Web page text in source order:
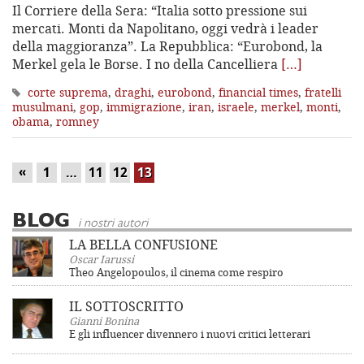
Il Corriere della Sera: “Italia sotto pressione sui
mercati. Monti da Napolitano, oggi vedrà i leader
della maggioranza”. La Repubblica: “Eurobond, la
Merkel gela le Borse. I no della Cancelliera […]
corte suprema, draghi, eurobond, financial times, fratelli
musulmani, gop, immigrazione, iran, israele, merkel, monti,
obama, romney
« 1 … 11 12 13
BLOG i nostri autori
LA BELLA CONFUSIONE
Oscar Iarussi
Theo Angelopoulos, il cinema come respiro
IL SOTTOSCRITTO
Gianni Bonina
E gli influencer divennero i nuovi critici letterari